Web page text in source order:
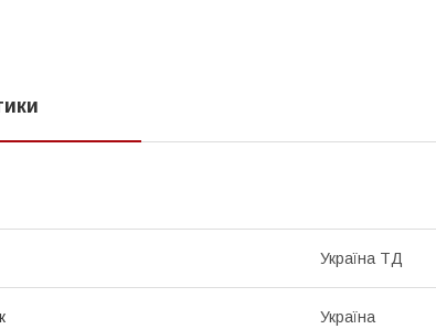
Україна ТД
Україна